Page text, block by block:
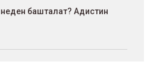
башталат? Адистин